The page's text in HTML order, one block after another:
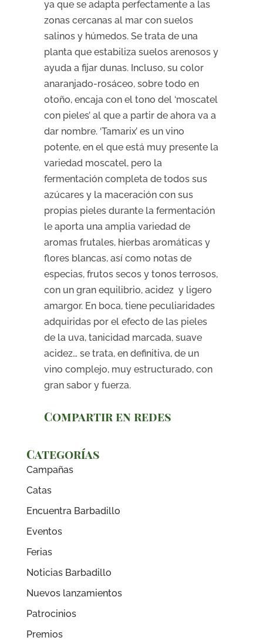
ya que se adapta perfectamente a las
zonas cercanas al mar con suelos
salinos y húmedos. Se trata de una
planta que estabiliza suelos arenosos y
ayuda a fijar dunas. Incluso, su color
anaranjado-rosáceo, sobre todo en
otoño, encaja con el tono del ‘moscatel
con pieles’ al que a partir de ahora va a
dar nombre. ‘Tamarix’ es un vino
potente, en el que está muy presente la
variedad moscatel, pero la
fermentación completa de todos sus
azúcares y la maceración con sus
propias pieles durante la fermentación
le aporta una amplia variedad de
aromas frutales, hierbas aromáticas y
flores blancas, así como notas de
especias, frutos secos y tonos terrosos,
con un gran equilibrio, acidez y ligero
amargor. En boca, tiene peculiaridades
adquiridas por el efecto de las pieles
de la uva, tanicidad marcada, suave
acidez… se trata, en definitiva, de un
vino complejo, muy estructurado, con
gran sabor y fuerza.
Compartir en redes
Categorías
Campañas
Catas
Encuentra Barbadillo
Eventos
Ferias
Noticias Barbadillo
Nuevos lanzamientos
Patrocinios
Premios